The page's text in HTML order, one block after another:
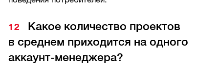
Какое количество проектов
в среднем приходится на одного
аккаунт-менеджера?